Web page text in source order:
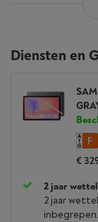
Diensten en
€
2 jaar
2 jaar
inbegrepen.